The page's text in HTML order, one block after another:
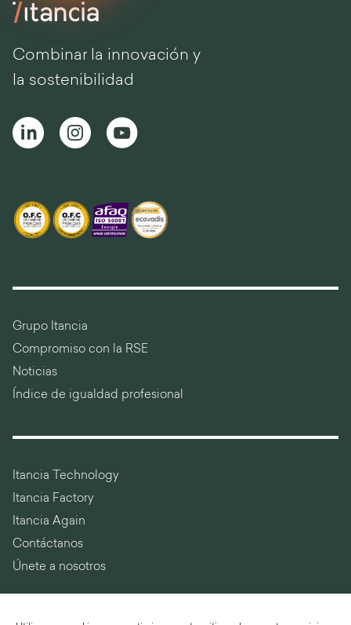
Combinar la innovación y
la sostenibilidad
Grupo Itancia
Compromiso con la RSE
Noticias
Índice de igualdad profesional
Itancia Technology
Itancia Factory
Itancia Again
Contáctanos
Únete a nosotros